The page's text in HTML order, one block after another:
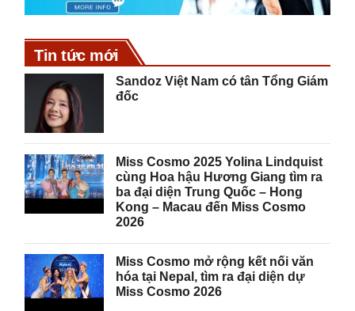
Tin tức mới
Sandoz Việt Nam có tân Tổng Giám
đốc
Miss Cosmo 2025 Yolina Lindquist
cùng Hoa hậu Hương Giang tìm ra
ba đại diện Trung Quốc – Hong
Kong – Macau đến Miss Cosmo
2026
Miss Cosmo mở rộng kết nối văn
hóa tại Nepal, tìm ra đại diện dự
Miss Cosmo 2026